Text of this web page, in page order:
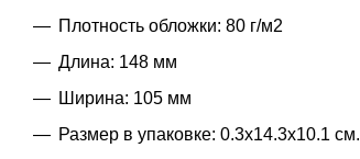
Плотность обложки: 80 г/м2
Длина: 148 мм
Ширина: 105 мм
Размер в упаковке: 0.3x14.3x10.1 см.